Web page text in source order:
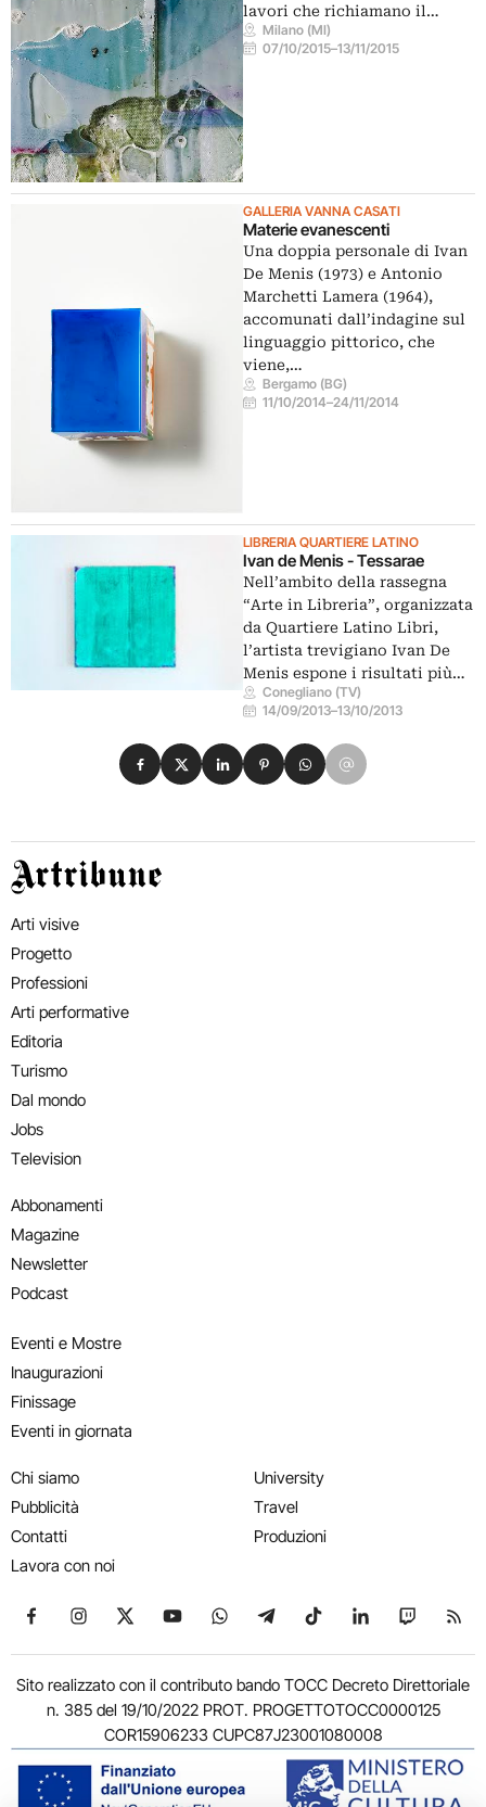
lavori che richiamano il…
Milano (MI)
07/10/2015–13/11/2015
GALLERIA VANNA CASATI
Materie evanescenti
Una doppia personale di Ivan
De Menis (1973) e Antonio
Marchetti Lamera (1964),
accomunati dall’indagine sul
linguaggio pittorico, che
viene,…
Bergamo (BG)
11/10/2014–24/11/2014
LIBRERIA QUARTIERE LATINO
Ivan de Menis - Tessarae
Nell’ambito della rassegna
“Arte in Libreria”, organizzata
da Quartiere Latino Libri,
l’artista trevigiano Ivan De
Menis espone i risultati più…
Conegliano (TV)
14/09/2013–13/10/2013
Condividi su Facebook
Condividi su X
Condividi su LinkedIn
Condividi su Pinterest
Condividi su WhatsApp
Condividi su Email
Artribune
Arti visive
Progetto
Professioni
Arti performative
Editoria
Turismo
Dal mondo
Jobs
Television
Abbonamenti
Magazine
Newsletter
Podcast
Eventi e Mostre
Inaugurazioni
Finissage
Eventi in giornata
Chi siamo
Pubblicità
Contatti
Lavora con noi
University
Travel
Produzioni
Seguici su Facebook
Seguici su Instagram
Seguici su X
Seguici su YouTube
Seguici su WhatsApp
Seguici su Telegram
Seguici su TikTok
Seguici su
Seguici
Sito realizzato con il contributo bando TOCC Decreto Direttoriale
n. 385 del 19/10/2022 PROT. PROGETTOTOCC0000125
COR15906233 CUPC87J23001080008